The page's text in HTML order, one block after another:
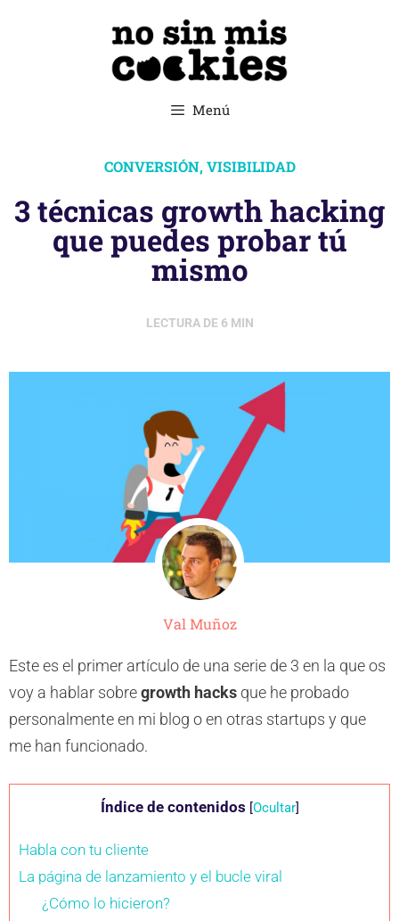
Menú
CONVERSIÓN,VISIBILIDAD
3 técnicas growth hacking
que puedes probar tú
mismo
LECTURA DE 6MIN
Val Muñoz
Este es el primer artículo de una serie de 3 en la que os
voy a hablar sobregrowth hacks que he probado
personalmente en mi blog o en otras startups y que
me han funcionado.
Índice de contenidos [Ocultar]
Habla con tu cliente
La página de lanzamiento y el bucle viral
¿Cómo lo hicieron?